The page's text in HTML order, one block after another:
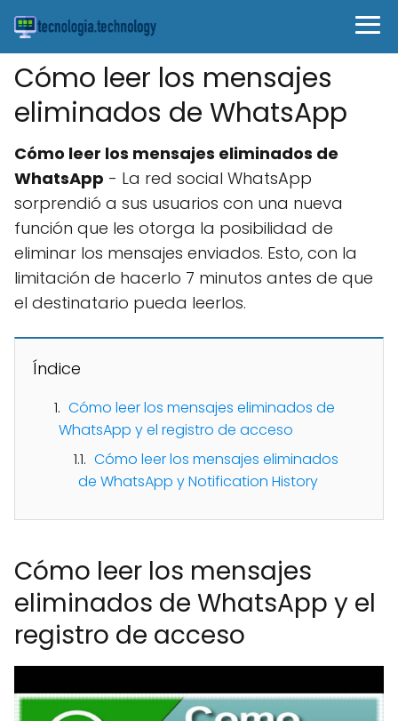
Cómo leer los mensajes
eliminados de WhatsApp
Cómo leer los mensajes eliminados de
WhatsApp - La red social WhatsApp
sorprendió a sus usuarios con una nueva
función que les otorga la posibilidad de
eliminar los mensajes enviados. Esto, con la
limitación de hacerlo 7 minutos antes de que
el destinatario pueda leerlos.
Índice
Cómo leer los mensajes eliminados de
WhatsApp y el registro de acceso
Cómo leer los mensajes eliminados
de WhatsApp y Notification History
Cómo leer los mensajes
eliminados de WhatsApp y el
registro de acceso